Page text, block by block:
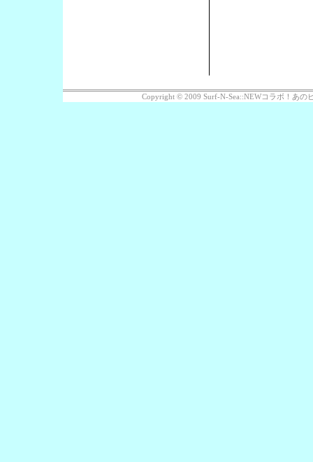
Copyright © 2009 Surf-N-Sea::NEWコラボ！あの